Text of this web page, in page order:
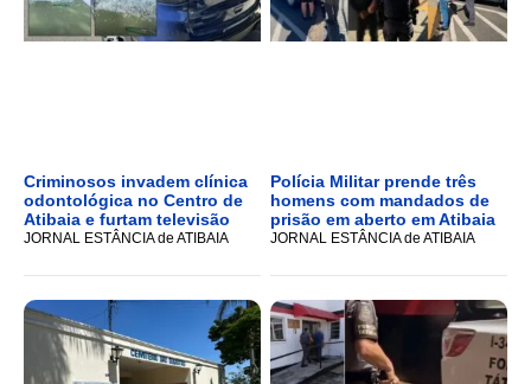
Criminosos invadem clínica
odontológica no Centro de
Atibaia e furtam televisão
JORNAL ESTÂNCIA de ATIBAIA
Polícia Militar prende três
homens com mandados de
prisão em aberto em Atibaia
JORNAL ESTÂNCIA de ATIBAIA